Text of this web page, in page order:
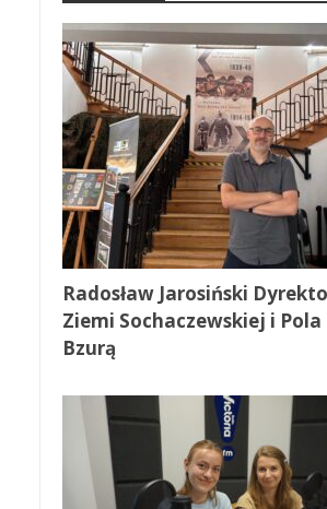
Radosław Jarosiński
Ziemi Sochaczewskiej i
Bzurą